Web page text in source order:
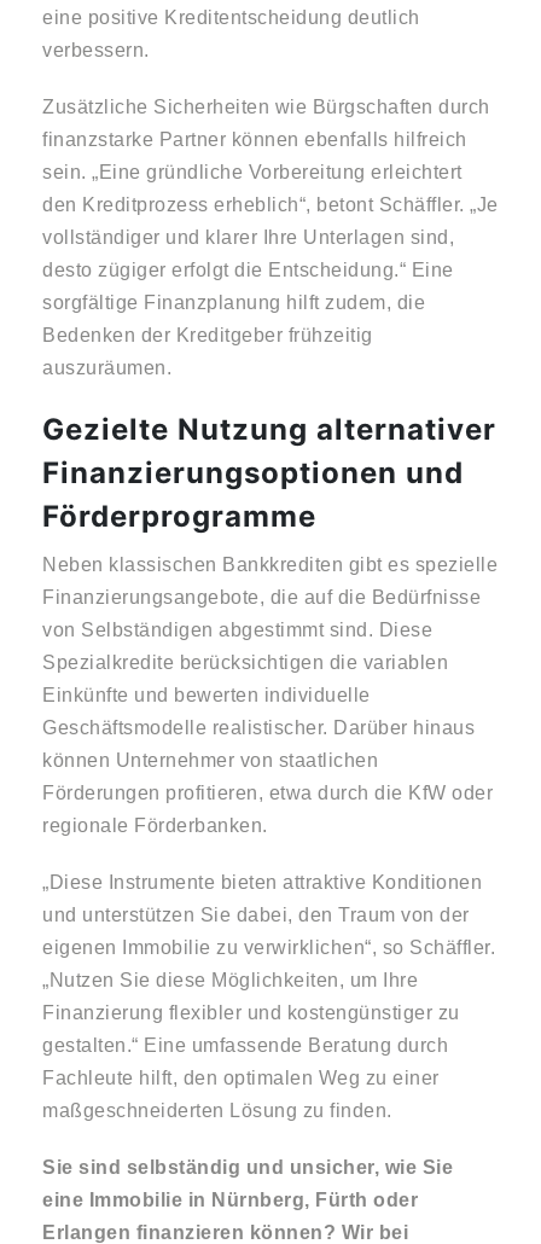
eine positive Kreditentscheidung deutlich
verbessern.
Zusätzliche Sicherheiten wie Bürgschaften durch
finanzstarke Partner können ebenfalls hilfreich
sein. „Eine gründliche Vorbereitung erleichtert
den Kreditprozess erheblich“, betont Schäffler. „Je
vollständiger und klarer Ihre Unterlagen sind,
desto zügiger erfolgt die Entscheidung.“ Eine
sorgfältige Finanzplanung hilft zudem, die
Bedenken der Kreditgeber frühzeitig
auszuräumen.
Gezielte Nutzung alternativer
Finanzierungsoptionen und
Förderprogramme
Neben klassischen Bankkrediten gibt es spezielle
Finanzierungsangebote, die auf die Bedürfnisse
von Selbständigen abgestimmt sind. Diese
Spezialkredite berücksichtigen die variablen
Einkünfte und bewerten individuelle
Geschäftsmodelle realistischer. Darüber hinaus
können Unternehmer von staatlichen
Förderungen profitieren, etwa durch die KfW oder
regionale Förderbanken.
„Diese Instrumente bieten attraktive Konditionen
und unterstützen Sie dabei, den Traum von der
eigenen Immobilie zu verwirklichen“, so Schäffler.
„Nutzen Sie diese Möglichkeiten, um Ihre
Finanzierung flexibler und kostengünstiger zu
gestalten.“ Eine umfassende Beratung durch
Fachleute hilft, den optimalen Weg zu einer
maßgeschneiderten Lösung zu finden.
Sie sind selbständig und unsicher, wie Sie
eine Immobilie in Nürnberg, Fürth oder
Erlangen finanzieren können? Wir bei